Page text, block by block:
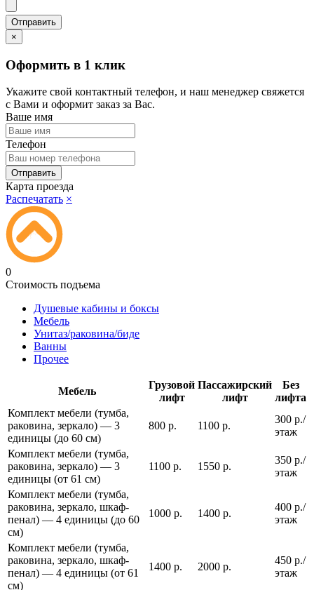
×
Оформить в 1 клик
Укажите свой контактный телефон, и наш менеджер свяжется
с Вами и оформит заказ за Вас.
Ваше имя
Телефон
Карта проезда
Распечатать ×
0
Стоимость подъема
Душевые кабины и боксы
Мебель
Унитаз/раковина/биде
Ванны
Прочее
Мебель
Грузовой
лифт
Пассажирский
лифт
Без
лифта
Комплект мебели (тумба,
раковина, зеркало) — 3
единицы (до 60 см)
800 р. 1100 р.
300 р./
этаж
Комплект мебели (тумба,
раковина, зеркало) — 3
единицы (от 61 см)
1100 р. 1550 р.
350 р./
этаж
Комплект мебели (тумба,
раковина, зеркало, шкаф-
пенал) — 4 единицы (до 60
см)
1000 р. 1400 р.
400 р./
этаж
Комплект мебели (тумба,
раковина, зеркало, шкаф-
пенал) — 4 единицы (от 61
см)
1400 р. 2000 р.
450 р./
этаж